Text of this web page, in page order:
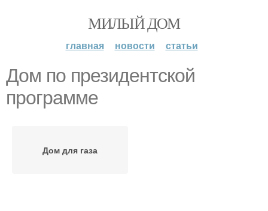
МИЛЫЙ ДОМ
главная новости статьи
Дом по президентской
программе
Дом для газа